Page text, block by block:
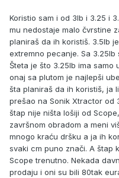
Koristio sam i od 3lb i 3.25 i
mu nedostaje malo čvrstine
planiraš da ih koristiš. 3.5lb
extremno pecanje. Sa
Šteta je što 3.25lb ima samo
onaj sa plutom je najlepši
šta planiraš da ih koristiš, ja
prešao na Sonik Xtractor od
štap nije ništa lošiji od
završnom obradom a meni
mnogo kraću dršku a ja ih
svaki cm puno znači. A štap
Scope trenutno. Nekada
prodaju i oni su bili 80tak